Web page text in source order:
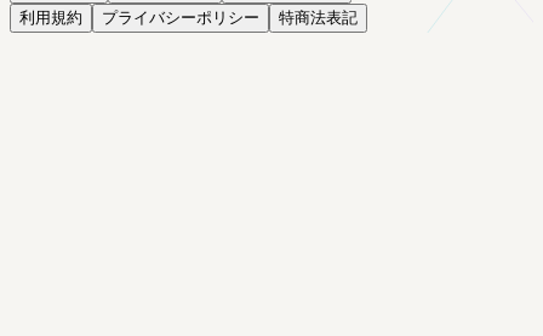
利用規約 プライバシーポリシー 特商法表記